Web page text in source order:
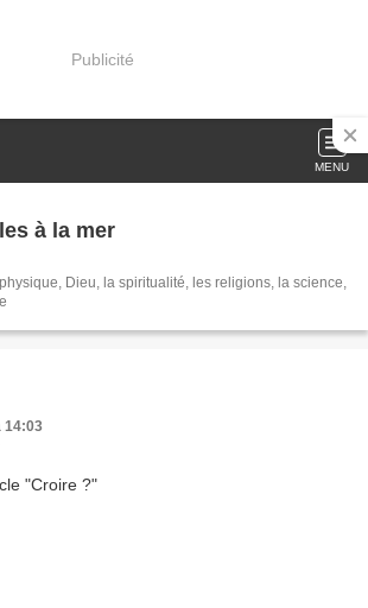
Publicité
MENU
à la mer
Dieu, la spiritualité, les religions, la science,
14:03